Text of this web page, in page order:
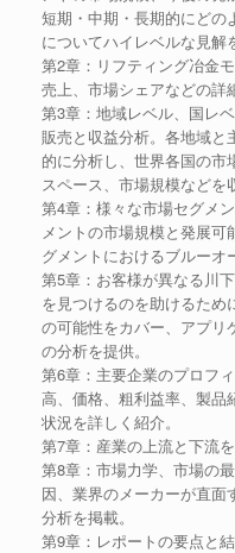
短期・中期・長期的にどの
についてハイレベルな見解
第2章：リフティング冶金
売上、市場シェアなどの詳
第3章：地域レベル、国レ
販売と収益分析。各地域と
的に分析し、世界各国の市
スペース、市場規模などを
第4章：様々な市場セグメ
メントの市場規模と発展
グメントにおけるブルーオ
第5章：お客様が異なる川
を見つけるのを助けるため
の可能性をカバー、アプリ
の分析を提供。
第6章：主要企業のプロフ
高、価格、粗利益率、製品
状況を詳しく紹介。
第7章：産業の上流と下流
第8章：市場力学、市場の
因、業界のメーカーが直
分析を掲載。
第9章：レポートの要点と結